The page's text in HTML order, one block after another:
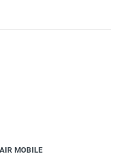
MOBILE